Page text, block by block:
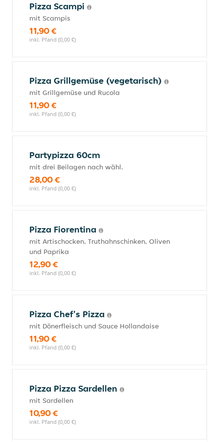
Pizza Scampi
mit Scampis
11,90 €
inkl. Pfand (0,00 €)
Pizza Grillgemüse (vegetarisch)
mit Grillgemüse und Rucola
11,90 €
inkl. Pfand (0,00 €)
Partypizza 60cm
mit drei Beilagen nach wähl.
28,00 €
inkl. Pfand (0,00 €)
Pizza Fiorentina
mit Artischocken, Truthahnschinken, Oliven
und Paprika
12,90 €
inkl. Pfand (0,00 €)
Pizza Chef's Pizza
mit Dönerfleisch und Sauce Hollandaise
11,90 €
inkl. Pfand (0,00 €)
Pizza Pizza Sardellen
mit Sardellen
10,90 €
inkl. Pfand (0,00 €)